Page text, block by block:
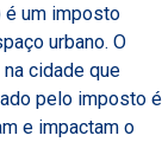
é um imposto
urbano. O
cidade que
pelo imposto é
e impactam o